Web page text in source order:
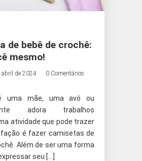
de bebê de crochê:
mesmo!
abril de 2024
0 Comentários
uma mãe, uma avó ou
adora trabalhos
atividade que pode trazer
é fazer camisetas de
Além de ser uma forma
seu […]